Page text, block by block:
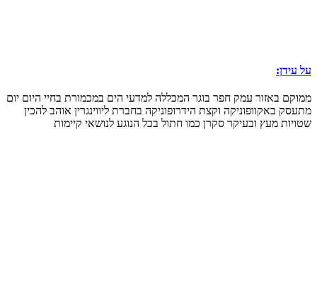
על עידן:
ממוקם באזור עמק חפר בוגר המכללה למדעי הים במכמורת בחיי היום יום
מתעסק באקוופוניקה וקצת הידרופוניקה בחברת ליווינגרין אוהב להכין
שטויות מעץ ובעיקר סקרן כמו חתול בכל הנוגע לנושאי קיימות